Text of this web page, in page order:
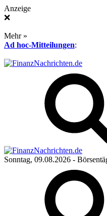
Anzeige
❌
Mehr »
Ad hoc-Mitteilungen:
Sonntag, 09.08.2026 -